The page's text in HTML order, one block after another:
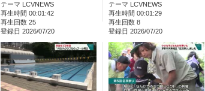
テーマ LCVNEWS
再生時間 00:01:42
再生回数 25
登録日 2026/07/20
テーマ LCVNEWS
再生時間 00:01:29
再生回数 8
登録日 2026/07/20